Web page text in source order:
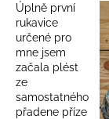
Úplně první
rukavice
určené pro
mne jsem
začala plést
ze
samostatného
přadene příze